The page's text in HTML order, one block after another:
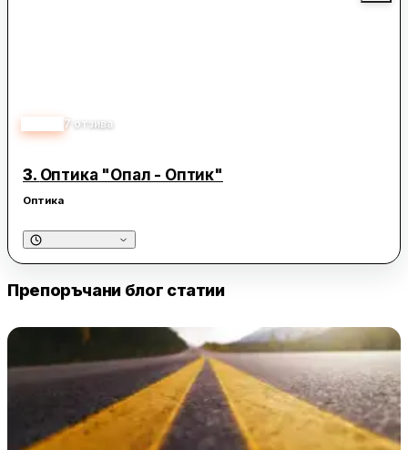
7 отзива
3. Оптика "Опал - Оптик"
Оптика
Препоръчани блог статии